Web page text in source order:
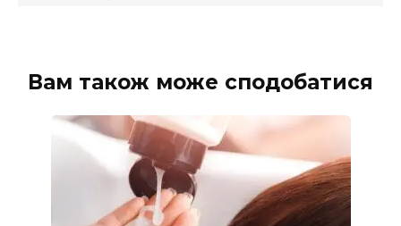
Вам також може сподобатися